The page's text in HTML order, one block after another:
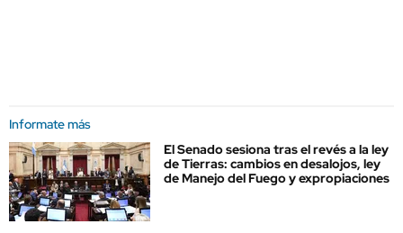
Informate más
El Senado sesiona tras el revés a la ley
de Tierras: cambios en desalojos, ley
de Manejo del Fuego y expropiaciones